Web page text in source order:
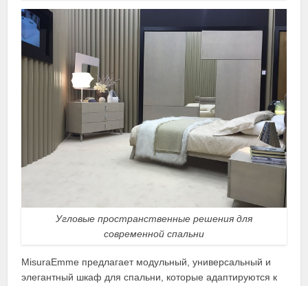
Угловые пространственные решения для
современной спальни
MisuraEmme предлагает модульный, универсальный и
элегантный шкаф для спальни, которые адаптируются к